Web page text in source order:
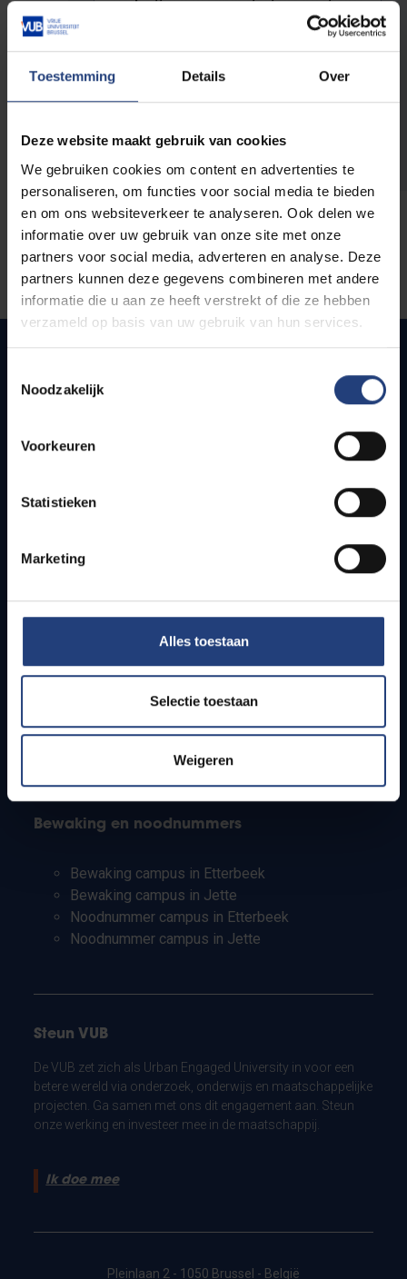
Toestemming Details Over
Deze website maakt gebruik van cookies
We gebruiken cookies om content en advertenties te
personaliseren, om functies voor social media te bieden
en om ons websiteverkeer te analyseren. Ook delen we
informatie over uw gebruik van onze site met onze
partners voor social media, adverteren en analyse. Deze
partners kunnen deze gegevens combineren met andere
informatie die u aan ze heeft verstrekt of die ze hebben
verzameld op basis van uw gebruik van hun services.
Noodzakelijk
Voorkeuren
Statistieken
Marketing
Alles toestaan
Selectie toestaan
Weigeren
De volledige URL van de pagina waar je de fout zag.
Snel naar
Bereikbaarheid
Studenten
PhD-studenten
Leerkrachten en secundaire scholen
Bewaking en noodnummers
Bewaking campus in Etterbeek
Bewaking campus in Jette
Noodnummer campus in Etterbeek
Noodnummer campus in Jette
Steun VUB
De VUB zet zich als Urban Engaged University in voor een
betere wereld via onderzoek, onderwijs en maatschappelijke
projecten. Ga samen met ons dit engagement aan. Steun
onze werking en investeer mee in de maatschappij.
Ik doe mee
Pleinlaan 2 - 1050 Brussel - België